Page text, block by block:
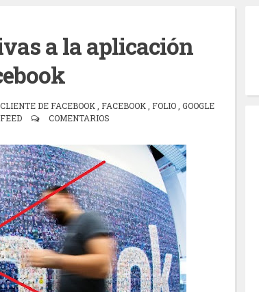
a la aplicación
CLIENTE DE FACEBOOK FACEBOOK FOLIO GOOGLE
COMENTARIOS